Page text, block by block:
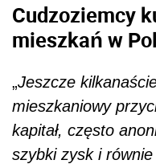
Cudzoziemcy
mieszkań w
„Jeszcze
mieszkaniowy
kapitał, często
szybki zysk i